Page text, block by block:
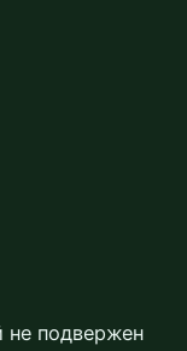
подвержен